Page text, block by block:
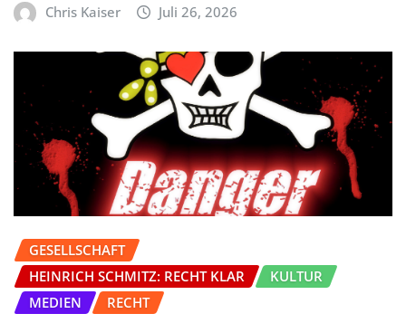
Chris Kaiser Juli 26, 2026
GESELLSCHAFT
HEINRICH SCHMITZ: RECHT KLAR
KULTUR
MEDIEN
RECHT